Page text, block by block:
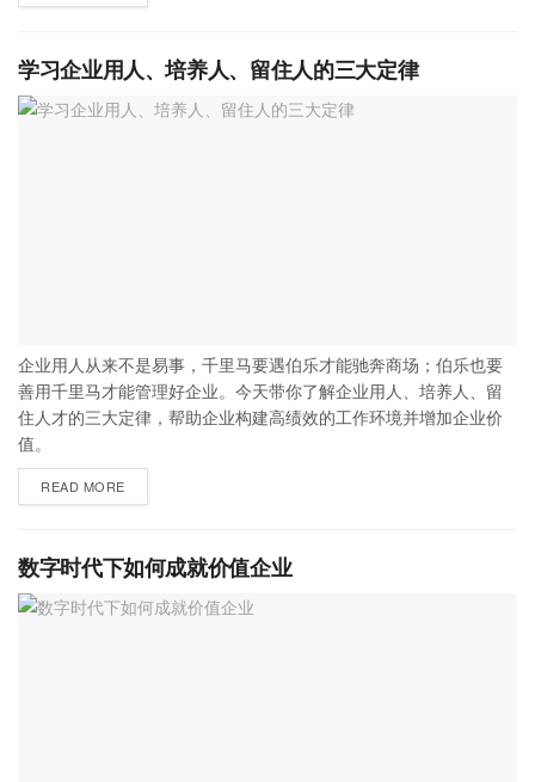
学习企业用人、培养人、留住人的三大定律
企业用人从来不是易事，千里马要遇伯乐才能驰奔商场；伯乐也要
善用千里马才能管理好企业。今天带你了解企业用人、培养人、留
住人才的三大定律，帮助企业构建高绩效的工作环境并增加企业价
值。
READ MORE
数字时代下如何成就价值企业